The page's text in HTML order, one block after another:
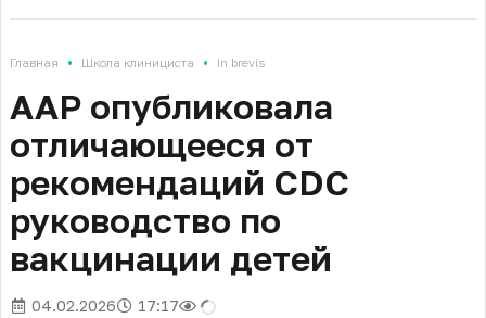
Главная • Школа клинициста • In brevis
AAP опубликовала
отличающееся от
рекомендаций CDC
руководство по
вакцинации детей
04.02.2026 17:17